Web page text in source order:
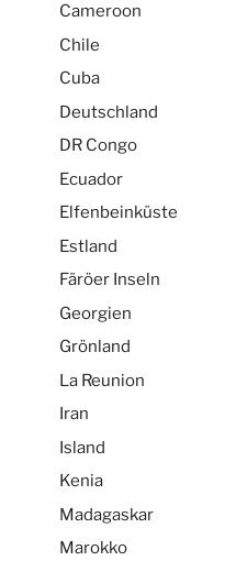
Cameroon
Chile
Cuba
Deutschland
DR Congo
Ecuador
Elfenbeinküste
Estland
Färöer Inseln
Georgien
Grönland
La Reunion
Iran
Island
Kenia
Madagaskar
Marokko